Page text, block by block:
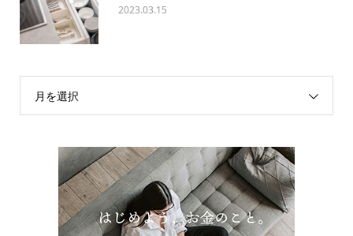
2023.03.15
月を選択